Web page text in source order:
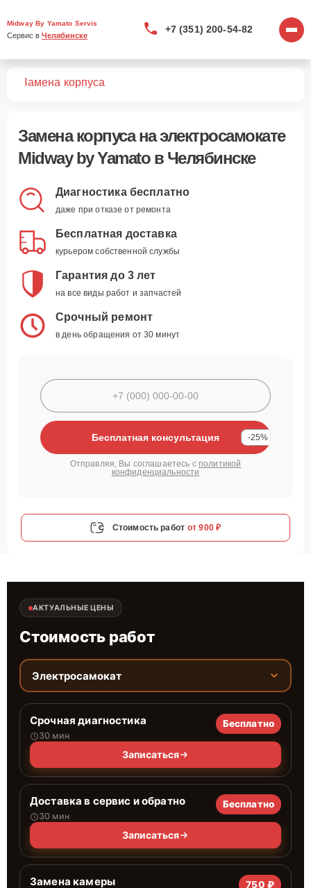
Midway By Yamato Servis
Сервис в Челябинске
+7 (351) 200-54-82
Замена корпуса
Замена корпусана электросамокате
Midway by Yamato в Челябинске
Диагностика бесплатно
даже при отказе от ремонта
Бесплатная доставка
курьером собственной службы
Гарантия до 3 лет
на все виды работ и запчастей
Срочный ремонт
в день обращения от 30 минут
Бесплатная консультация -25%
Отправляя, Вы соглашаетесь с политикой
конфиденциальности
Стоимость работ от 900 ₽
АКТУАЛЬНЫЕ ЦЕНЫ
Стоимость работ
Электросамокат
Срочная диагностика
30 мин
Бесплатно
Записаться
Доставка в сервис и обратно
30 мин
Бесплатно
Записаться
Замена камеры 750 ₽